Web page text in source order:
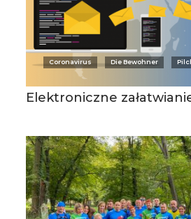
Coronavirus Die Bewohner
Elektroniczne